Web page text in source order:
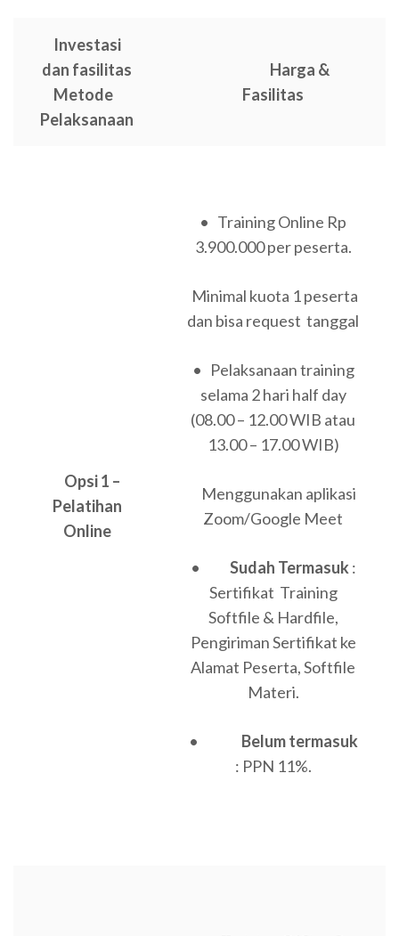
Investasi
dan fasilitas
Metode
Pelaksanaan
Harga &
Fasilitas
Opsi 1 –
Pelatihan
Online
• Training Online Rp
3.900.000 per peserta.
Minimal kuota 1 peserta
dan bisa request tanggal
• Pelaksanaan training
selama 2 hari half day
(08.00 – 12.00 WIB atau
13.00 – 17.00 WIB)
Menggunakan aplikasi
Zoom/Google Meet
• Sudah Termasuk :
Sertifikat Training
Softfile & Hardfile,
Pengiriman Sertifikat ke
Alamat Peserta, Softfile
Materi.
• Belum termasuk
: PPN 11%.